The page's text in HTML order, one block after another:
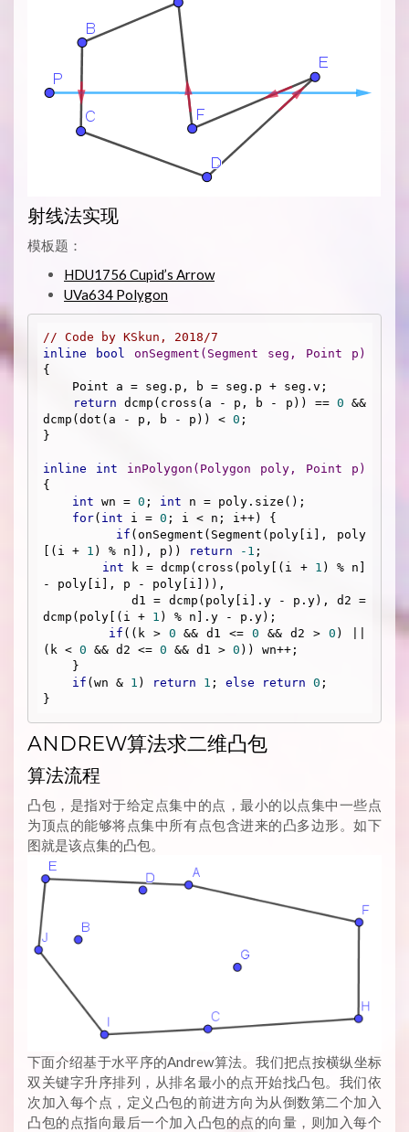
射线法实现
模板题：
HDU1756 Cupid’s Arrow
UVa634 Polygon
// Code by KSkun, 2018/7
inline
bool onSegment (Segment seg, Point p)
{
return dcmp(cross(a - p, b - p)) == 0 &&
dcmp(dot(a - p, b - p)) < 0 ;
}
inline int inPolygon (Polygon poly, Point p)
{
int wn = 0 ; int n = poly.size();
for( int i = 0 ; i < n; i++) {
if (onSegment(Segment(poly[i], poly
[(i + 1 ) % n]), p)) return -1 ;
int k = dcmp(cross(poly[(i + 1 ) % n]
- poly[i], p - poly[i])),
            d1 = dcmp(poly[i].y - p.y), d2 =
dcmp(poly[(i + 1 ) % n].y - p.y);
if ((k > 0 && d1 <= 0 && d2 > 0 ) ||
(k < 0 && d2 <= 0 && d1 > 0 )) wn++;
if (wn & 1 ) return 1 ; else return 0 ;
ANDREW算法求二维凸包
算法流程
凸包，是指对于给定点集中的点，最小的以点集中一些点
为顶点的能够将点集中所有点包含进来的凸多边形。如下
图就是该点集的凸包。
下面介绍基于水平序的Andrew算法。我们把点按横纵坐标
双关键字升序排列，从排名最小的点开始找凸包。我们依
次加入每个点，定义凸包的前进方向为从倒数第二个加入
凸包的点指向最后一个加入凸包的点的向量，则加入每个